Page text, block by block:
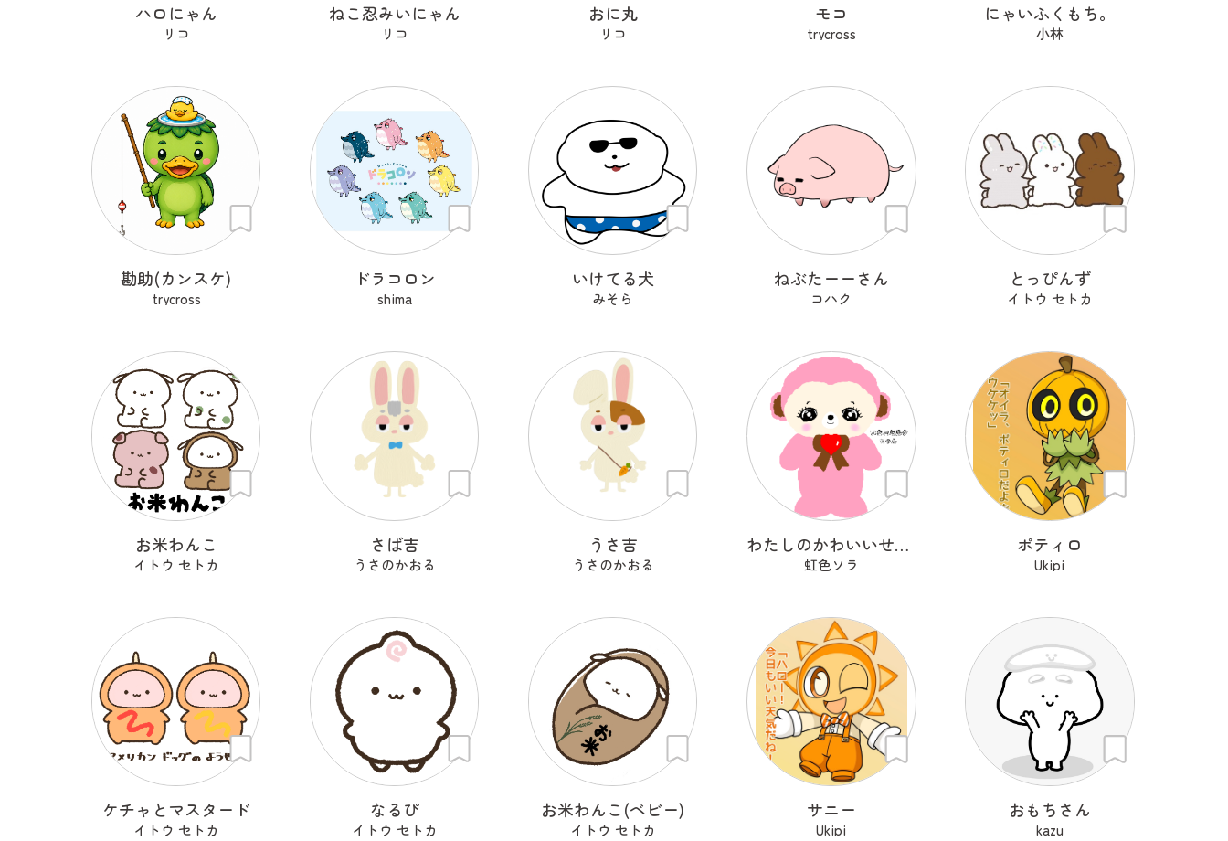
ハロにゃん
リコ
ねこ忍みいにゃん
リコ
おに丸
リコ
モコ
trycross
にゃいふくもち。
小林
勘助(カンスケ)
trycross
ドラコロン
shima
いけてる犬
みそら
ねぶたーーさん
コハク
とっぴんず
イトウ セトカ
お米わんこ
イトウ セトカ
さば吉
うさのかおる
うさ吉
うさのかおる
わたしのかわいいせかい
虹色ソラ
ポティロ
Ukipi
ケチャとマスタード
イトウ セトカ
なるぴ
イトウ セトカ
お米わんこ(ベビー)
イトウ セトカ
サニー
Ukipi
おもちさん
kazu